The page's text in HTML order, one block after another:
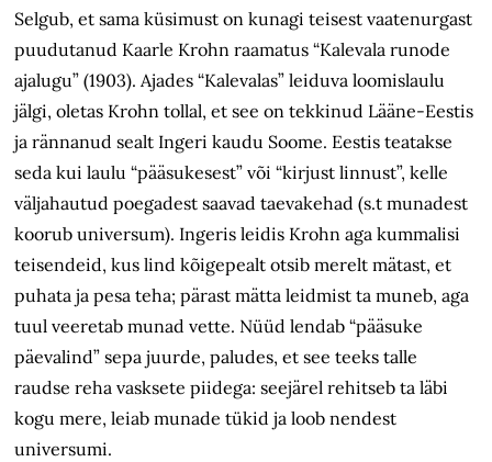
Selgub, et sama küsimust on kunagi teisest vaatenurgast
puudutanud Kaarle Krohn raamatus “Kalevala runode
ajalugu” (1903). Ajades “Kalevalas” leiduva loomislaulu
jälgi, oletas Krohn tollal, et see on tekkinud Lääne-Eestis
ja rännanud sealt Ingeri kaudu Soome. Eestis teatakse
seda kui laulu “pääsukesest” või “kirjust linnust”, kelle
väljahautud poegadest saavad taevakehad (s.t munadest
koorub universum). Ingeris leidis Krohn aga kummalisi
teisendeid, kus lind kõigepealt otsib merelt mätast, et
puhata ja pesa teha; pärast mätta leidmist ta muneb, aga
tuul veeretab munad vette. Nüüd lendab “pääsuke
päevalind” sepa juurde, paludes, et see teeks talle
raudse reha vasksete piidega: seejärel rehitseb ta läbi
kogu mere, leiab munade tükid ja loob nendest
universumi.